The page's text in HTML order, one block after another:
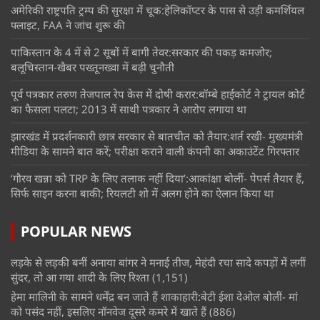
अमेरिकी राष्ट्रपति ट्रम्प की सुरक्षा में चूक:हेलिकॉप्टर के पास से उड़ी कमर्शियल
फ्लाइट, FAA ने जांच शुरू की
पाकिस्तान के 4 में से 2 सूबों में बागी तेवर:सरकार की पकड़ कमजोर;
बलूचिस्तान-खैबर पख्तूनख्वा में बढ़ी चुनौती
पूर्व पत्रकार तरुण तेजपाल रेप केस में दोषी करार:बॉम्बे हाईकोर्ट ने ट्रायल कोर्ट
का फैसला पलटा; 2013 में साथी पत्रकार ने आरोप लगाया था
झारखंड में प्रदर्शनकारी छात्र सरकार से बातचीत को तैयार:शर्त रखी- मुख्यमंत्री
मीडिया के सामने बात करें; परीक्षा कराने वाली कंपनी का अकाउंटेंट गिरफ्तार
‘गौरव खन्ना को TRP के लिए तलाक नहीं दिया’:आकांक्षा बोलीं- पेपर्स तैयार हैं,
सिर्फ साइन करना बाकी; रियलटी शो में अलग होने का ऐलान किया था
POPULAR NEWS
लड़के से लड़की बनीं अनाया बांगर ने मनाई तीज, मेहंदी रचा सादे कपड़ों में लगीं
सुंदर, तो आ गया शादी के लिए रिश्ता (1,151)
हेमा मालिनी के सामने धर्मेंद्र बन जाते हैं शाकाहारी:बेटी ईशा देओल बोलीं- मां
को पसंद नहीं, इसलिए नॉनवेज दूसरे कमरे में खाते हैं (886)